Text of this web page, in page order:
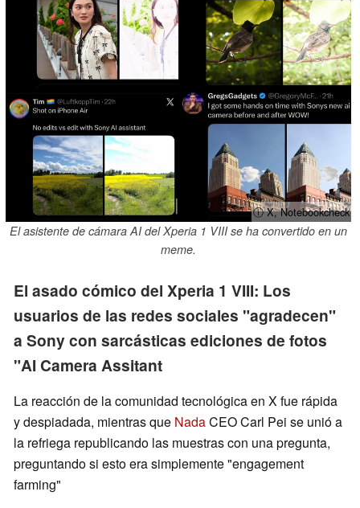
ⓘ X, Notebookcheck
El asistente de cámara AI del Xperia 1 VIII se ha convertido en un
meme.
El asado cómico del Xperia 1 VIII: Los
usuarios de las redes sociales "agradecen"
a Sony con sarcásticas ediciones de fotos
"AI Camera Assitant
La reacción de la comunidad tecnológica en X fue rápida
y despiadada, mientras que NadaCEO Carl Pei se unió a
la refriega republicando las muestras con una pregunta,
preguntando si esto era simplemente "engagement
farming"